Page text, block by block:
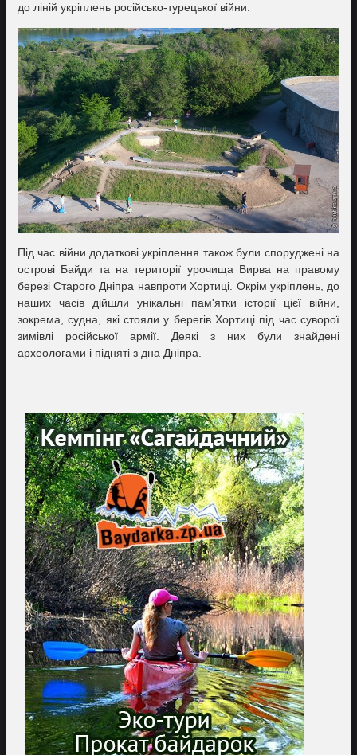
до ліній укріплень російсько-турецької війни.
Під час війни додаткові укріплення також були споруджені на
острові Байди та на території урочища Вирва на правому
березі Старого Дніпра навпроти Хортиці. Окрім укріплень, до
наших часів дійшли унікальні пам'ятки історії цієї війни,
зокрема, судна, які стояли у берегів Хортиці під час суворої
зимівлі російської армії. Деякі з них були знайдені
археологами і підняті з дна Дніпра.